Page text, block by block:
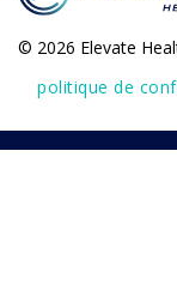
© 2026 Elevate
politique de